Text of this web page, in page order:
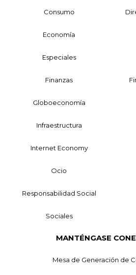
Consumo
Economía
Especiales
Finanzas
Globoeconomía
Infraestructura
Internet Economy
Ocio
Responsabilidad Social
Sociales
MANTÉNGASE
Mesa de Generación de